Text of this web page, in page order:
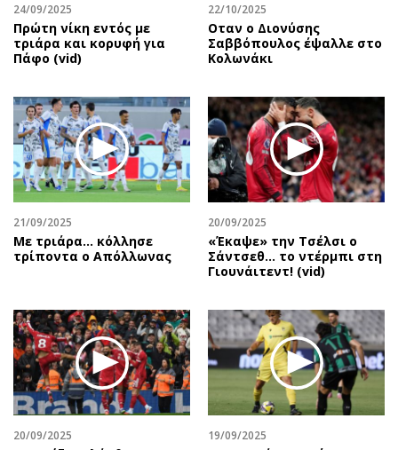
AstroBank Properties
Trends
Ενέργεια
Ναυτιλία
Περιβάλλον
Ελλάδα
Κόσμος
Παράξενα
Πολιτισμός
Σινεμά
Εικαστικά
Βιβλίο
Χειρόγραφα
Περιβάλλον
Good Life
Γυναίκα
Showbiz
Ταξίδια
Συνταγές
Έξοδος
Media
Εκπομπές
Wine routes
Podcasts
Προσφορές
Προσωπικότητες στην ''Κ''
Επιστολές
24/09/2025
Πρώτη νίκη εντός με
τριάρα και κορυφή για
Πάφο (vid)
22/10/2025
Οταν ο Διονύσης
Σαββόπουλος έψαλλε στο
Κολωνάκι
21/09/2025
Με τριάρα... κόλλησε
τρίποντα ο Απόλλωνας
20/09/2025
«Έκαψε» την Τσέλσι ο
Σάντσεθ... το ντέρμπι στη
Γιουνάιτεντ! (vid)
20/09/2025 19/09/2025